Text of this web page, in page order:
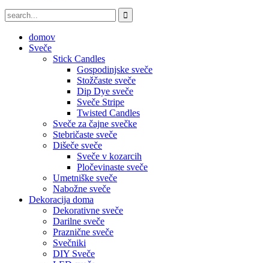
domov
Sveče
Stick Candles
Gospodinjske sveče
Stožčaste sveče
Dip Dye sveče
Sveče Stripe
Twisted Candles
Sveče za čajne svečke
Stebričaste sveče
Dišeče sveče
Sveče v kozarcih
Pločevinaste sveče
Umetniške sveče
Nabožne sveče
Dekoracija doma
Dekorativne sveče
Darilne sveče
Praznične sveče
Svečniki
DIY Sveče